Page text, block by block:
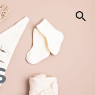
Skip to navigation